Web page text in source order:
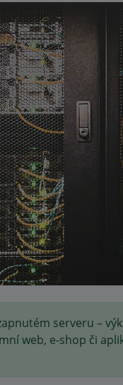
serveru –
web, e-shop či